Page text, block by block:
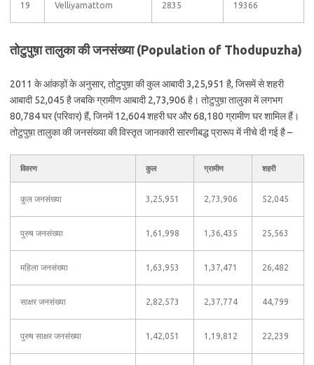
19 Velliyamattom 2835 19366
तोटुपुष़ा तालुका की जनसंख्या (Population of Thodupuzha)
2011 के आंकड़ों के अनुसार, तोटुपुष़ा की कुल आबादी 3,25,951 है, जिसमें से शहरी
आबादी 52,045 है जबकि ग्रामीण आबादी 2,73,906 है। तोटुपुष़ा तालुका में लगभग
80,784 घर (परिवार) हैं, जिनमें 12,604 शहरी घर और 68,180 ग्रामीण घर शामिल हैं।
तोटुपुष़ा तालुका की जनसंख्या की विस्तृत जानकारी सारणीबद्ध प्रारूप में नीचे दी गई है –
विवरण कुल ग्रामीण शहरी
कुल जनसंख्या 3,25,951 2,73,906 52,045
पुरुष जनसंख्या 1,61,998 1,36,435 25,563
महिला जनसंख्या 1,63,953 1,37,471 26,482
साक्षर जनसंख्या 2,82,573 2,37,774 44,799
पुरुष साक्षर जनसंख्या 1,42,051 1,19,812 22,239